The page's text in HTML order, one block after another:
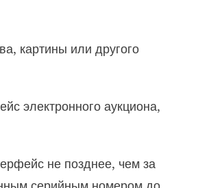
картины или другого
электронного аукциона,
не позднее, чем за